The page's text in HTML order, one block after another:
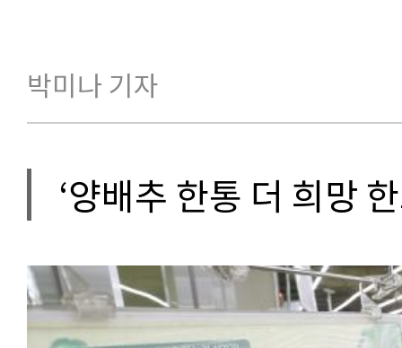
박미나 기자
‘양배추 한통 더 희망